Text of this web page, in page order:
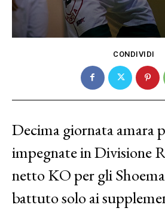
CONDIVIDI
Decima giornata amara
impegnate in Divisione
netto KO per gli
battuto solo ai